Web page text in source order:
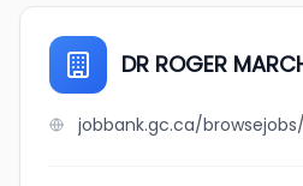
DR ROGER